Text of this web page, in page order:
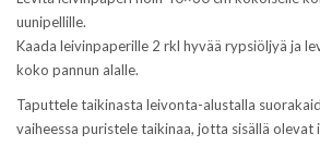
uunipellille.
Kaada leivinpaperille 2 rkl hyvää rypsiöljyä ja
koko pannun alalle.
Taputtele taikinasta leivonta-alustalla
vaiheessa puristele taikinaa, jotta sisällä olevat